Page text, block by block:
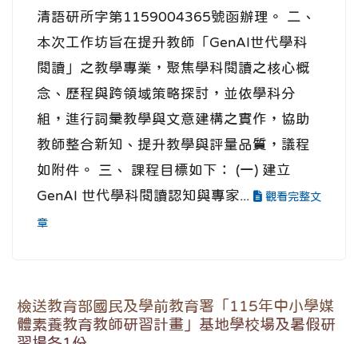
清語研所字第1159004365號函辦理。 二、
本次工作坊旨在提升教師「GenAI世代學科
閱讀」之教學專業，聚焦學科閱讀之核心概
念、歷程與跨領域策略探討，並依學科分
組，進行詞彙教學與文意建構之實作，協助
教師整合新知、提升教學與評量品質，議程
如附件。 三、 課程目標如下： (一) 建立
GenAI 世代學科閱讀認知與專家...
觀看完整文
章
檢送教育部國民及學前教育署「115年中小學媒
體素養教育教師研習計畫」基地學校場及暑假研